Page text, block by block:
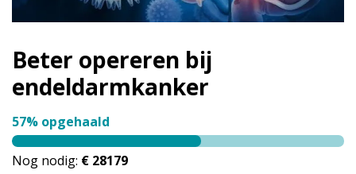
Beter opereren bij
endeldarmkanker
57% opgehaald
Nog nodig: € 28179